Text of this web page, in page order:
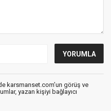
karsmanset.com’un görüş ve
yazan kişiyi bağlayıcı